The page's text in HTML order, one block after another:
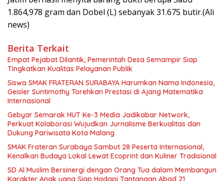
1.864,978 gram dan Dobel (L) sebanyak 31.675 butir.(Ali
news)
Berita Terkait
Empat Pejabat Dilantik, Pemerintah Desa Semampir Siap
Tingkatkan Kualitas Pelayanan Publik
Siswa SMAK FRATERAN SURABAYA Harumkan Nama Indonesia,
Geisler Suntimothy Torehkan Prestasi di Ajang Matematika
Internasional
Gebyar Semarak HUT Ke-3 Media Jadikabar Network,
Perkuat Kolaborasi Wujudkan Jurnalisme Berkualitas dan
Dukung Pariwisata Kota Malang
SMAK Frateran Surabaya Sambut 28 Peserta Internasional,
Kenalkan Budaya Lokal Lewat Ecoprint dan Kuliner Tradisional
SD Al Muslim Bersinergi dengan Orang Tua dalam Membangun
Karakter Anak yang Siap Hadapi Tantangan Abad 21